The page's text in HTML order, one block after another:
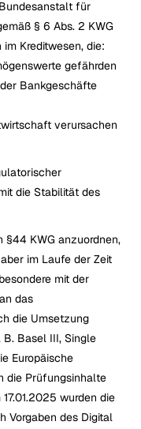
für
§ 6 Abs. 2 KWG
Kreditwesen, die:
gefährden
Bankgeschäfte
verursachen
die Stabilität des
§44 KWG anzuordnen,
im Laufe der Zeit
mit der
das
die Umsetzung
Basel III, Single
Europäische
die Prüfungsinhalte
17.01.2025 wurden die
Vorgaben des Digital